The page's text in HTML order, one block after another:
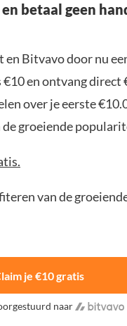
betaal geen
Bitvavo door nu
en ontvang direct
over je eerste
groeiende
van de
je €10 gratis
naar